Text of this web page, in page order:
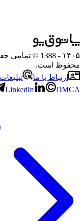
۱۴۰۵
- 1388 ©
محفوظ است.
ارتباط با ما
تبلیغات
LinkedIn DMCA